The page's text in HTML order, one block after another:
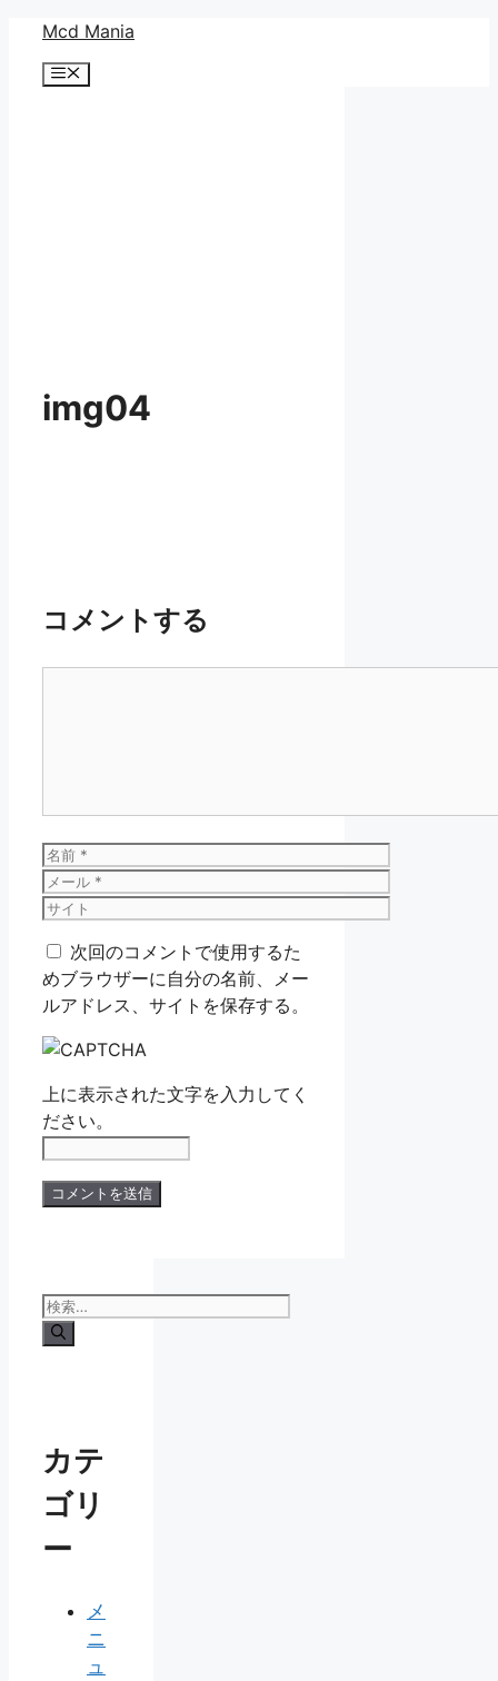
Mcd Mania
メ
img04
コメントする
名
前
メ
ー
サ
ト 次回のコメントで使用するた
めブラウザーに自分の名前、メー
ルアドレス、サイトを保存する。
上に表示された文字を入力してく
ださい。
検
索:
カテ
ゴリ
ー
メ
ニ
ュ